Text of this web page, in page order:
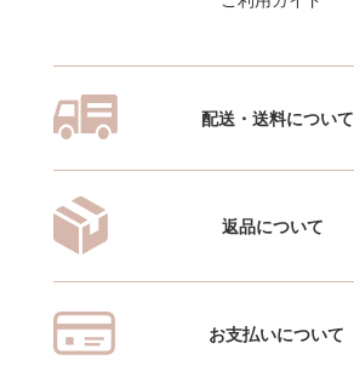
配送・送料について
返品について
お支払いについて